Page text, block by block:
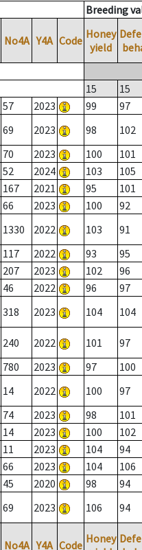
Breeding
No4A Y4A Code Honey
yield
15
15
57 2023 99 97
69 2023 98 102
70 2023 100 101
52 2024 103 105
167 2021 95 101
66 2023 100 92
1330 2022 103 91
117 2022 93 95
207 2023 102 96
46 2022 96 97
318 2023 104 104
240 2022 101 97
780 2023 97 100
14 2022 100 97
74 2023 98 101
14 2023 100 102
11 2023 104 94
66 2023 104 106
45 2020 98 94
69 2023 106 94
No4A Y4A Code Honey